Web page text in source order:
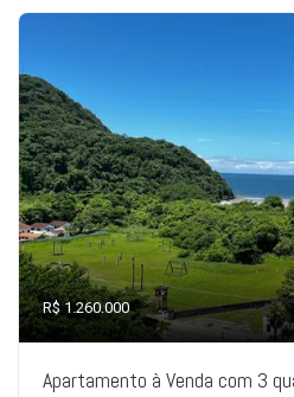
R$ 1.260.000
Apartamento à Venda com 3